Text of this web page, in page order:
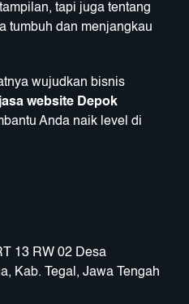
tapi juga tentang
tumbuh dan menjangkau
wujudkan bisnis
jasa website Depok
Anda naik level di
13 RW 02 Desa
Kab. Tegal, Jawa Tengah